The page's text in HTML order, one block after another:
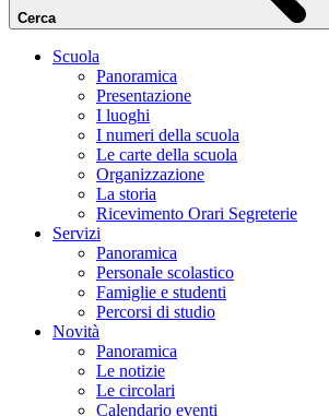
Cerca
Scuola
Panoramica
Presentazione
I luoghi
I numeri della scuola
Le carte della scuola
Organizzazione
La storia
Ricevimento Orari Segreterie
Servizi
Panoramica
Personale scolastico
Famiglie e studenti
Percorsi di studio
Novità
Panoramica
Le notizie
Le circolari
Calendario eventi